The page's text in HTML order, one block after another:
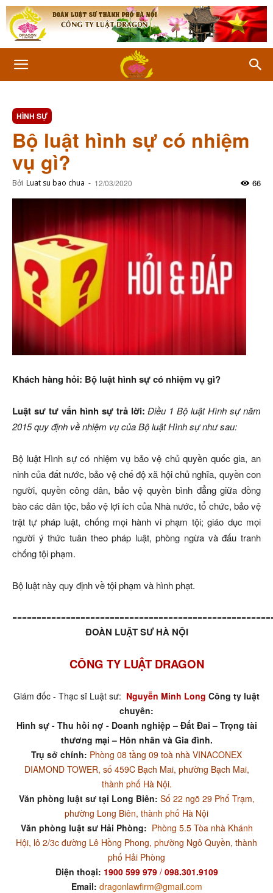
HÌNH SỰ
Bộ luật hình sự có nhiệm
vụ gì?
Bởi Luat su bao chua - 12/03/2020 66
Khách hàng hỏi: Bộ luật hình sự có nhiệm vụ gì?
Luật sư tư vấn hình sự trả lời:Điều 1 Bộ luật Hình sự năm
2015quy định về nhiệm vụ của Bộ luật Hình sự như sau:
Bộ luật Hình sự có nhiệm vụ bảo vệ chủ quyền quốc gia, an
ninh của đất nước, bảo vệ chế độ xã hội chủ nghĩa, quyền con
người, quyền công dân, bảo vệ quyền bình đẳng giữa đồng
bào các dân tộc, bảo vệ lợi ích của Nhà nước, tổ chức, bảo vệ
trật tự pháp luật, chống mọi hành vi phạm tội; giáo dục mọi
người ý thức tuân theo pháp luật, phòng ngừa và đấu tranh
chống tội phạm.
Bộ luật này quy định về tội phạm và hình phạt.
ĐOÀN LUẬT SƯ HÀ NỘI
CÔNG TY LUẬT DRAGON
Giám đốc - Thạc sĩ Luật sư: Nguyễn Minh Long Công ty luật
chuyên:
Hình sự - Thu hồi nợ - Doanh nghiệp – Đất Đai – Trọng tài
thương mại – Hôn nhân và Gia đình.
Trụ sở chính: Phòng 08 tầng 09 toà nhà VINACONEX
DIAMOND TOWER, số 459C Bạch Mai, phường Bạch Mai,
thành phố Hà Nội.
Văn phòng luật sư tại Long Biên: Số 22 ngõ 29 Phố Trạm,
phường Long Biên, thành phố Hà Nội
Văn phòng luật sư Hải Phòng: Phòng 5.5 Tòa nhà Khánh
Hội, lô 2/3c đường Lê Hồng Phong, phường Ngô Quyền, thành
phố Hải Phòng
Điện thoại: 1900 599 979/ 098.301.9109
Email: dragonlawfirm@gmail.com